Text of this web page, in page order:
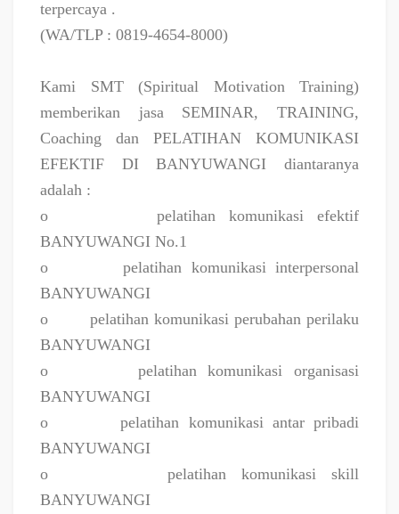
terpercaya .
(WA/TLP : 0819-4654-8000)
Kami SMT (Spiritual Motivation Training)
memberikan jasa SEMINAR, TRAINING,
Coaching dan PELATIHAN KOMUNIKASI
EFEKTIF DI BANYUWANGI diantaranya
adalah :
o
pelatihan komunikasi efektif
BANYUWANGI No.1
o
pelatihan komunikasi interpersonal
BANYUWANGI
o
pelatihan komunikasi perubahan perilaku
BANYUWANGI
o
pelatihan komunikasi organisasi
BANYUWANGI
o
pelatihan komunikasi antar pribadi
BANYUWANGI
o
pelatihan komunikasi skill
BANYUWANGI